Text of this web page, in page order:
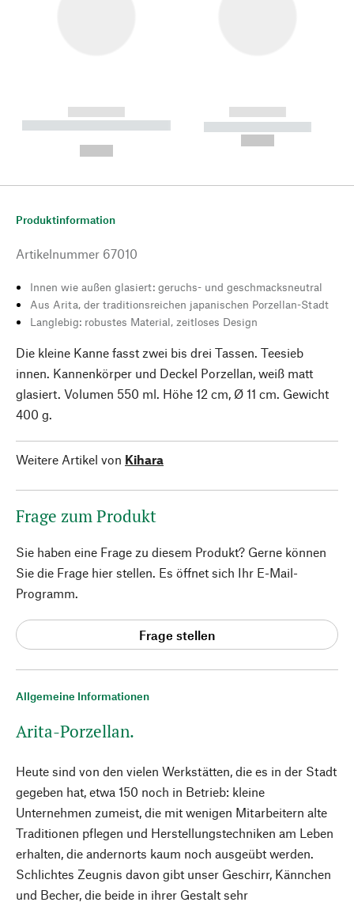
------------
----------- ----------- --------
------------
----------- -----------
Allgemeine Informationen
Arita-Porzellan.
Heute sind von den vielen Werkstätten, die es in der Stadt
gegeben hat, etwa 150 noch in Betrieb: kleine
Unternehmen zumeist, die mit wenigen Mitarbeitern alte
Traditionen pflegen und Herstellungstechniken am Leben
erhalten, die andernorts kaum noch ausgeübt werden.
Schlichtes Zeugnis davon gibt unser Geschirr, Kännchen
und Becher, die beide in ihrer Gestalt sehr
Produktinformation
Artikelnummer 67010
Innen wie außen glasiert: geruchs- und geschmacksneutral
Aus Arita, der traditionsreichen japanischen Porzellan-Stadt
Langlebig: robustes Material, zeitloses Design
Die kleine Kanne fasst zwei bis drei Tassen. Teesieb
innen. Kannenkörper und Deckel Porzellan, weiß matt
glasiert. Volumen 550 ml. Höhe 12 cm, Ø 11 cm. Gewicht
400 g.
Weitere Artikel von Kihara
Frage zum Produkt
Sie haben eine Frage zu diesem Produkt? Gerne können
Sie die Frage hier stellen. Es öffnet sich Ihr E-Mail-
Programm.
Frage stellen